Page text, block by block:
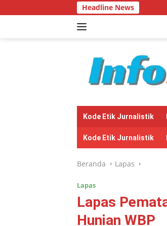
ke
Headline News
Kode Etik Jurnalistik
Kode Etik Jurnalistik
Beranda Lapas
Lapas
Lapas
Hunian WBP